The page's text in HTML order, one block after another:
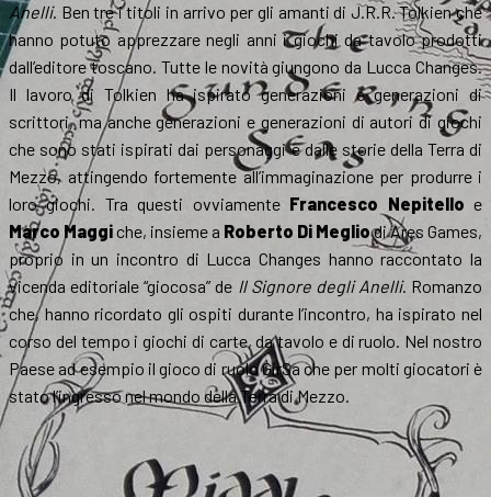
Anelli. Ben tre i titoli in arrivo per gli amanti di J.R.R. Tolkien che
hanno potuto apprezzare negli anni i giochi da tavolo prodotti
dall’editore toscano. Tutte le novità giungono da Lucca Changes.
Il lavoro di Tolkien ha ispirato generazioni e generazioni di
scrittori, ma anche generazioni e generazioni di autori di giochi
che sono stati ispirati dai personaggi e dalle storie della Terra di
Mezzo, attingendo fortemente all’immaginazione per produrre i
loro giochi. Tra questi ovviamente Francesco Nepitello e
Marco Maggiche, insieme a Roberto Di Megliodi Ares Games,
proprio in un incontro di Lucca Changes hanno raccontato la
vicenda editoriale “giocosa” de Il Signore degli Anelli. Romanzo
che, hanno ricordato gli ospiti durante l’incontro, ha ispirato nel
corso del tempo i giochi di carte, da tavolo e di ruolo. Nel nostro
Paese ad esempio il gioco di ruolo GirSa che per molti giocatori è
stato l’ingresso nel mondo della Terra di Mezzo.